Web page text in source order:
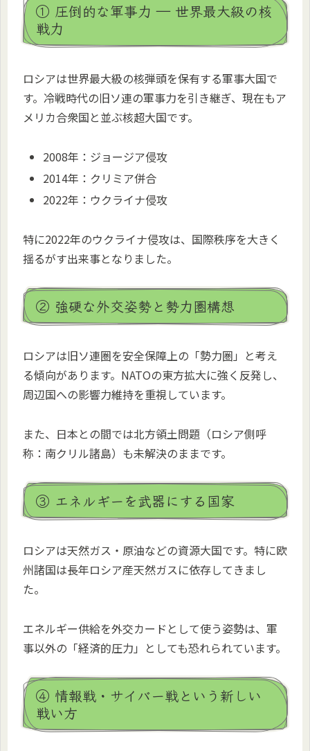
① 圧倒的な軍事力 ― 世界最大級の核
戦力
ロシアは世界最大級の核弾頭を保有する軍事大国で
す。冷戦時代の旧ソ連の軍事力を引き継ぎ、現在もア
メリカ合衆国と並ぶ核超大国です。
2008年：ジョージア侵攻
2014年：クリミア併合
2022年：ウクライナ侵攻
特に2022年のウクライナ侵攻は、国際秩序を大きく
揺るがす出来事となりました。
② 強硬な外交姿勢と勢力圏構想
ロシアは旧ソ連圏を安全保障上の「勢力圏」と考え
る傾向があります。NATOの東方拡大に強く反発し、
周辺国への影響力維持を重視しています。
また、日本との間では北方領土問題（ロシア側呼
称：南クリル諸島）も未解決のままです。
③ エネルギーを武器にする国家
ロシアは天然ガス・原油などの資源大国です。特に欧
州諸国は長年ロシア産天然ガスに依存してきまし
た。
エネルギー供給を外交カードとして使う姿勢は、軍
事以外の「経済的圧力」としても恐れられています。
④ 情報戦・サイバー戦という新しい
戦い方